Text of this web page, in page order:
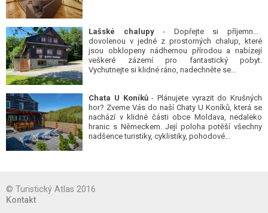
Lašské chalupy- Dopřejte si příjemnou
dovolenou v jedné z prostorných chalup, které
jsou obklopeny nádhernou přírodou a nabízejí
veškeré zázemí pro fantastický pobyt.
Vychutnejte si klidné ráno, nadechněte se...
Chata U Koníků- Plánujete vyrazit do Krušných
hor? Zveme Vás do naší Chaty U Koníků, která se
nachází v klidné části obce Moldava, nedaleko
hranic s Německem. Její poloha potěší všechny
nadšence turistiky, cyklistiky, pohodové...
© Turistický Atlas 2016
Kontakt